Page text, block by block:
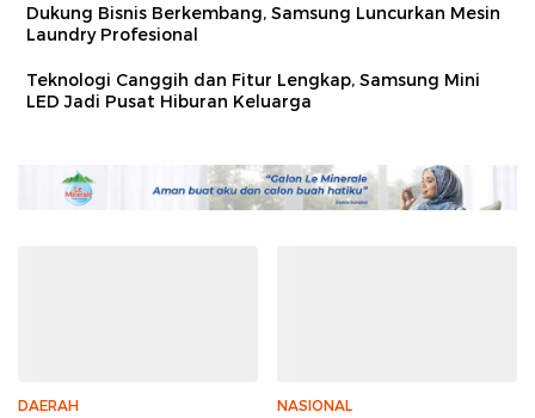
Dukung Bisnis Berkembang, Samsung Luncurkan Mesin
Laundry Profesional
Teknologi Canggih dan Fitur Lengkap, Samsung Mini
LED Jadi Pusat Hiburan Keluarga
DAERAH NASIONAL